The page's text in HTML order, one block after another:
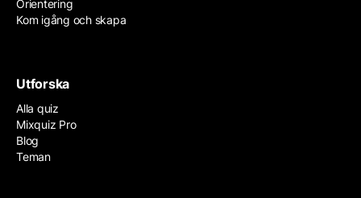
Orientering
Kom igång och skapa
Utforska
Alla quiz
Mixquiz Pro
Blog
Teman